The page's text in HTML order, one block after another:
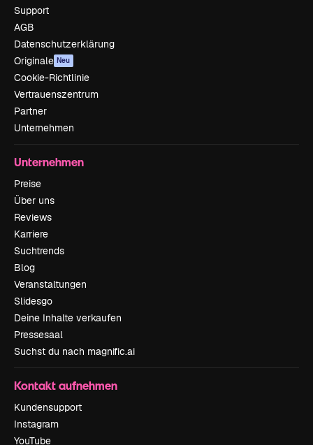
Support
AGB
Datenschutzerklärung
Originale Neu
Cookie-Richtlinie
Vertrauenszentrum
Partner
Unternehmen
Unternehmen
Preise
Über uns
Reviews
Karriere
Suchtrends
Blog
Veranstaltungen
Slidesgo
Deine Inhalte verkaufen
Pressesaal
Suchst du nach magnific.ai
Kontakt aufnehmen
Kundensupport
Instagram
YouTube